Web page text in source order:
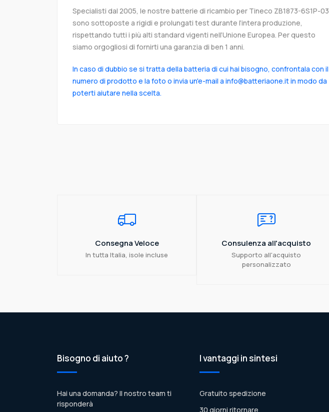
Specialisti dal 2005, le nostre batterie di ricambio per Tineco ZB1873-6S1P-03
sono sottoposte a rigidi e prolungati test durante l’intera produzione,
rispettando tutti i più alti standard vigenti nell’Unione Europea. Per questo
siamo orgogliosi di fornirti una garanzia di ben 1 anni.
In caso di dubbio se si tratta della batteria di cui hai bisogno, confrontala con il
numero di prodotto e la foto o invia un'e-mail a info@batteriaone.it in modo da
poterti aiutare nella scelta.
Consegna Veloce
In tutta Italia, isole incluse
Consulenza all'acquisto
Supporto all'acquisto
personalizzato
Bisogno di aiuto ?
Hai una domanda? Il nostro team ti
risponderà
I vantaggi in sintesi
Gratuito spedizione
30 giorni ritornare